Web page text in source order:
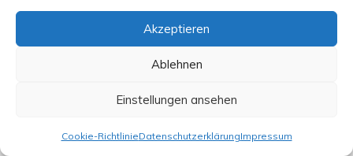
Akzeptieren
Ablehnen
Einstellungen ansehen
Cookie-RichtlinieDatenschutzerklärungImpressum
Arbeit von 4,2·10^13 Watt·Jahr.